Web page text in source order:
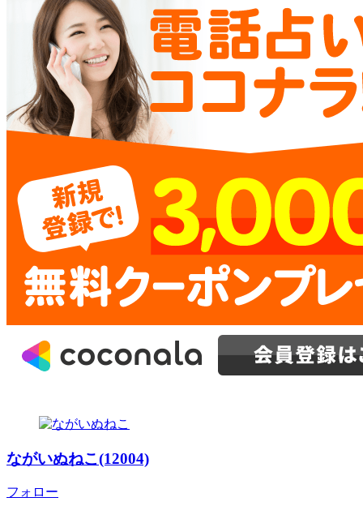
ながいぬねこ(12004)
フォロー